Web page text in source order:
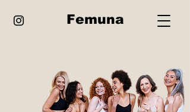
Femuna